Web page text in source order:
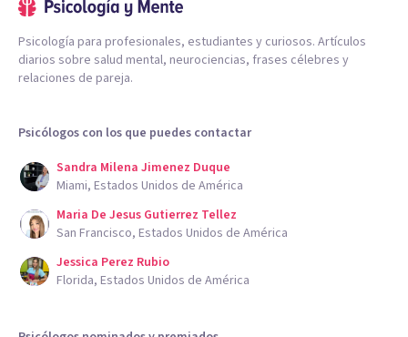
Psicología para profesionales, estudiantes y curiosos. Artículos
diarios sobre salud mental, neurociencias, frases célebres y
relaciones de pareja.
Psicólogos con los que puedes contactar
Sandra Milena Jimenez Duque
Miami, Estados Unidos de América
Maria De Jesus Gutierrez Tellez
San Francisco, Estados Unidos de América
Jessica Perez Rubio
Florida, Estados Unidos de América